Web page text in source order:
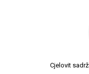
Cjelovit